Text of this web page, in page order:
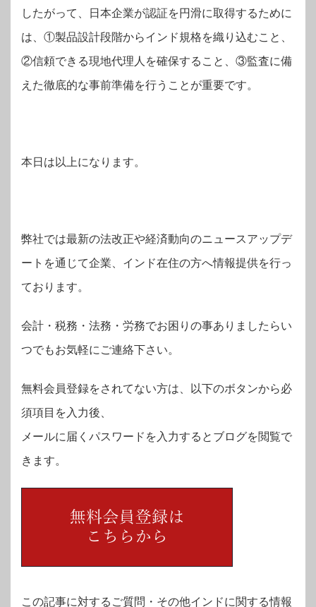
したがって、日本企業が認証を円滑に取得するために
は、①製品設計段階からインド規格を織り込むこと、
②信頼できる現地代理人を確保すること、③監査に備
えた徹底的な事前準備を行うことが重要です。
本日は以上になります。
弊社では最新の法改正や経済動向のニュースアップデ
ートを通じて企業、インド在住の方へ情報提供を行っ
ております。
会計・税務・法務・労務でお困りの事ありましたらい
つでもお気軽にご連絡下さい。
無料会員登録をされてない方は、以下のボタンから必
須項目を入力後、
メールに届くパスワードを入力するとブログを閲覧で
きます。
この記事に対するご質問・その他インドに関する情報